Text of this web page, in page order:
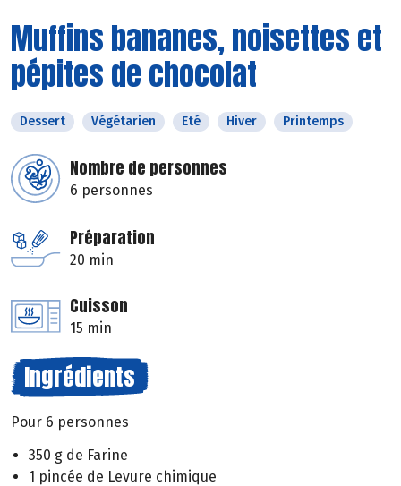
Muffins bananes, noisettes et
pépites de chocolat
Dessert Végétarien Eté Hiver Printemps
Nombre de personnes
6 personnes
Préparation
20 min
Cuisson
15 min
Ingrédients
Pour 6 personnes
350 g de Farine
1 pincée de Levure chimique